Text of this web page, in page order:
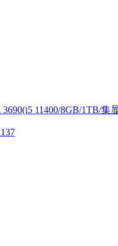
11400/8GB/1TB/集